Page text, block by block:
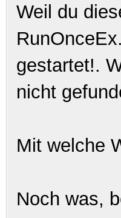
Weil du
gestartet!.
nicht
Mit welche
Noch was,